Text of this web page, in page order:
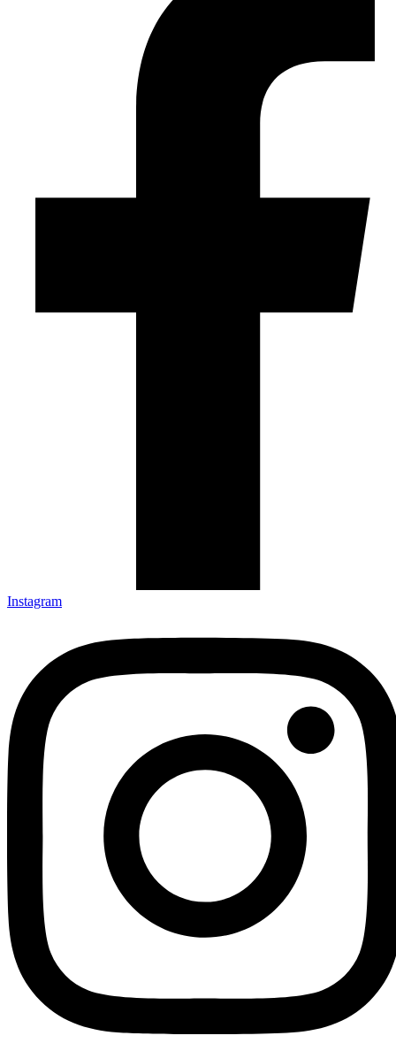
Instagram